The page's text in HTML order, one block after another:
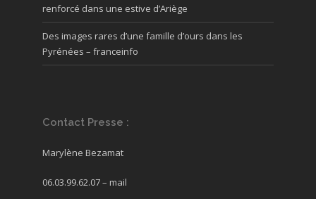
renforcé dans une estive d’Ariège
Des images rares d’une famille d’ours dans les
Pyrénées – franceinfo
Contact Presse :
Marylène Bezamat
06.03.99.62.07 – mail